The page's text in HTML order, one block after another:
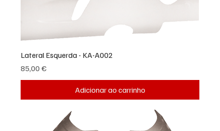
Lateral Esquerda - KA-A002
Preço
85,00 €
Adicionar ao carrinho